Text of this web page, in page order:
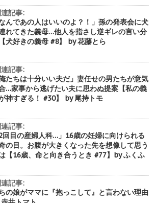
記事:
なんであの人はいいのよ？！」孫の発表会に犬
れてきた義母…他人を指さし逆ギレの言い分
犬好きの義母 #8】 by 花藤とら
記事:
俺たちは十分いい夫だ」妻任せの男たちが意気
…家事から逃げたい夫に思わぬ提案【私の義
神すぎる！ #30】 by 尾持トモ
記事:
2回目の産婦人科…」16歳の妊婦に向けられる
の目。お腹が大きくなった先を想像して思う
【16歳、命と向き合うとき #77】by ふくふ
記事:
の娘がママに『抱っこして』と言わない理由